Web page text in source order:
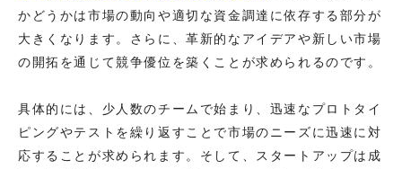
かどうかは市場の動向や適切な資金調達に依存する部分が
大きくなります。さらに、革新的なアイデアや新しい市場
の開拓を通じて競争優位を築くことが求められるのです。
具体的には、少人数のチームで始まり、迅速なプロトタイ
ピングやテストを繰り返すことで市場のニーズに迅速に対
応することが求められます。そして、スタートアップは成